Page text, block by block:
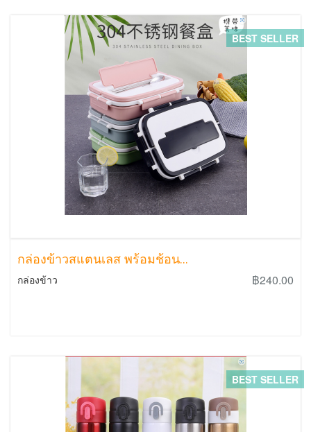
BEST SELLER
กล่องข้าวสแตนเลส พร้อมช้อน...
กล่องข้าว ฿240.00
BEST SELLER